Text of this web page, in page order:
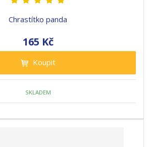
Chrastítko panda
165 Kč
Koupit
SKLADEM